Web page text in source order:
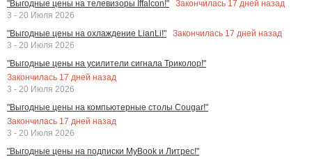
"Выгодные цены на телевизоры Iffalcon!" Закончилась 17 дней назад
3 - 20 Июля 2026
"Выгодные цены на охлаждение LianLi!"
Закончилась 17 дней назад
3 - 20 Июля 2026
"Выгодные цены на усилители сигнала Триколор!"
Закончилась 17 дней назад
3 - 20 Июля 2026
"Выгодные цены на компьютерные столы Cougar!"
Закончилась 17 дней назад
3 - 20 Июля 2026
"Выгодные цены на подписки MyBook и Литрес!"